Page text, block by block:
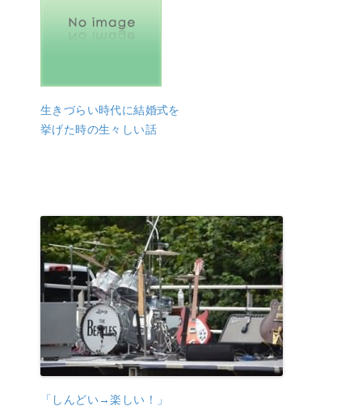
生きづらい時代に結婚式を
挙げた時の生々しい話
「しんどい→楽しい！」